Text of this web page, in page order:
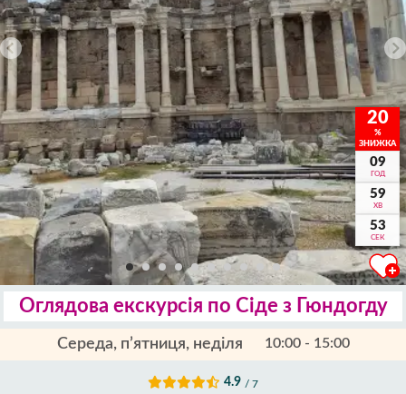
20
%
ЗНИЖКА
09
ГОД
59
ХВ
52
СЕК
Оглядова екскурсія по Сіде з Гюндогду
Середа, п’ятниця, неділя 10:00 - 15:00
4.9 / 7